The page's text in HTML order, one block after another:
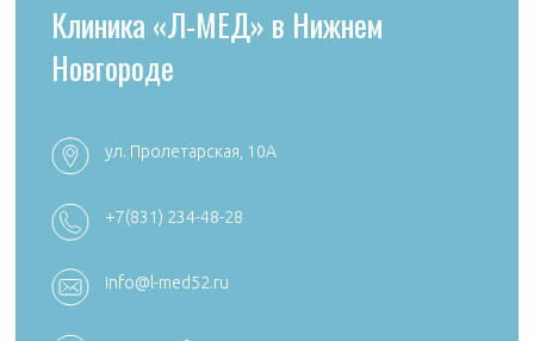
+7 (4922) 38-30-00 +7 (4922) 44-24-78
reception@aibolit33.com
Клиника «Л-МЕД» в Нижнем
Новгороде
ул. Пролетарская, 10А
+7(831) 234-48-28
info@l-med52.ru